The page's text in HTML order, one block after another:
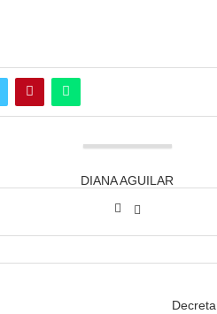
DIANA AGUILAR